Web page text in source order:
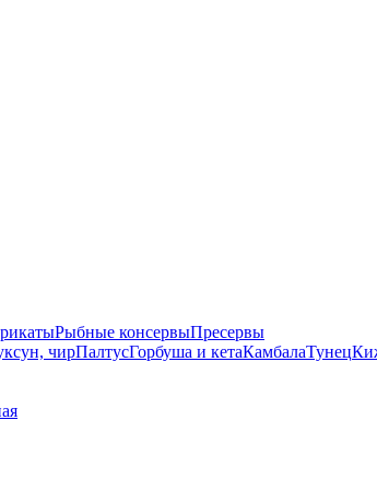
Рыбные консервыПресервы
чирПалтусГорбуша и кетаКамбалаТунец